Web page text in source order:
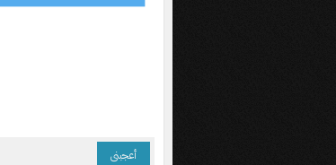
أعجبنى